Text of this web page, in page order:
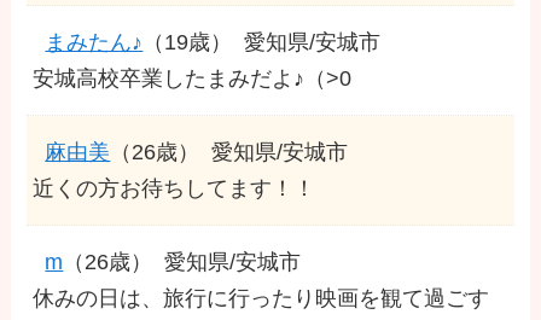
まみたん♪ （19歳）
愛知県/安城市
安城高校卒業したまみだよ♪（>0
麻由美 （26歳）
愛知県/安城市
近くの方お待ちしてます！！
m （26歳）
愛知県/安城市
休みの日は、旅行に行ったり映画を観て過ごす